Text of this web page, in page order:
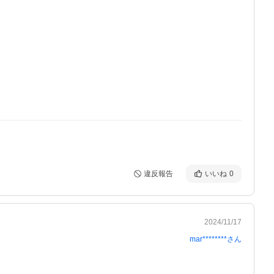
違反報告 いいね 0
2024/11/17
mar********さん